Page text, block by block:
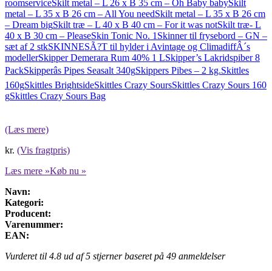
roomserviceSkilt metal – L 26 x B 35 cm – Oh Baby babySkilt
metal – L 35 x B 26 cm – All You needSkilt metal – L 35 x B 26 cm
– Dream bigSkilt træ – L 40 x B 40 cm – For it was notSkilt træ- L
40 x B 30 cm – PleaseSkin Tonic No. 1 Skinner til frysebord – GN –
sæt af 2 stkSKINNESÃ?T til hylder i Avintage og ClimadiffÂ´s
modellerSkipper Demerara Rum 40% 1 LSkipper’s Lakridspiber 8
PackSkipperâs Pipes Seasalt 340gSkippers Pibes – 2 kg.Skittles
160gSkittles BrightsideSkittles Crazy SoursSkittles Crazy Sours 160
gSkittles Crazy Sours Bag
(Læs mere)
kr. (Vis fragtpris)
Læs mere »Køb nu »
Navn:
Kategori:
Producent:
Varenummer:
EAN:
Vurderet til 4.8 ud af 5 stjerner baseret på 49 anmeldelser